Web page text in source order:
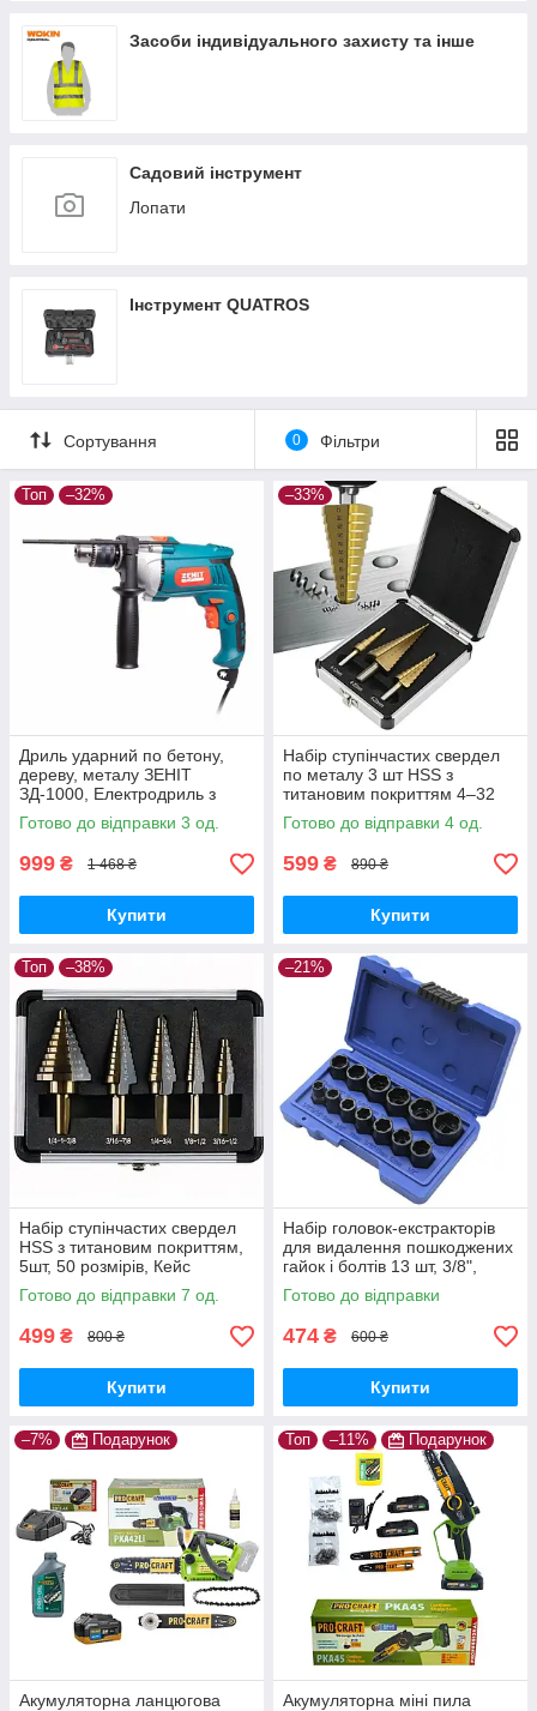
Засоби індивідуального захисту та інше
Садовий інструмент
Лопати
Інструмент QUATROS
Сортування 0 Фільтри
Топ –32%
Дриль ударний по бетону,
дереву, металу ЗЕНІТ
ЗД-1000, Електродриль з
регулюванням швидкості
Готово до відправки 3 од.
999 ₴ 1 468 ₴
Купити
–33%
Набір ступінчастих свердел
по металу 3 шт HSS з
титановим покриттям 4–32
мм у кейсі
Готово до відправки 4 од.
599 ₴ 890 ₴
Купити
Топ –38%
Набір ступінчастих свердел
HSS з титановим покриттям,
5шт, 50 розмірів, Кейс
Готово до відправки 7 од.
499 ₴ 800 ₴
Купити
–21%
Набір головок-екстракторів
для видалення пошкоджених
гайок і болтів 13 шт, 3/8",
хромомолібденова сталь,
Кейс
Готово до відправки
474 ₴ 600 ₴
Купити
–7% Подарунок
Акумуляторна ланцюгова
Топ –11% Подарунок
Акумуляторна міні пила